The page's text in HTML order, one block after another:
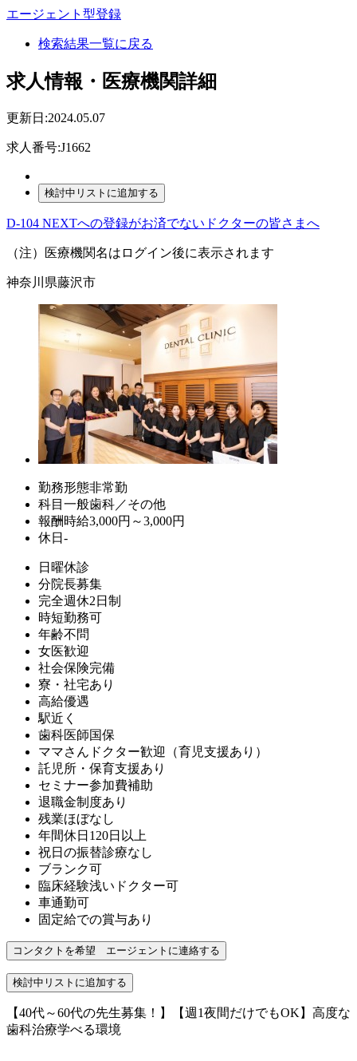
エージェント型登録
検索結果一覧に戻る
求人情報・医療機関詳細
更新日:2024.05.07
求人番号:J1662
D-104 NEXTへの登録がお済でないドクターの皆さまへ
（注）医療機関名はログイン後に表示されます
神奈川県藤沢市
勤務形態非常勤
科目 一般歯科／その他
報酬時給3,000円～3,000円
休日 -
日曜休診
分院長募集
完全週休2日制
時短勤務可
年齢不問
女医歓迎
社会保険完備
寮・社宅あり
高給優遇
駅近く
歯科医師国保
ママさんドクター歓迎（育児支援あり）
託児所・保育支援あり
セミナー参加費補助
退職金制度あり
残業ほぼなし
年間休日120日以上
祝日の振替診療なし
ブランク可
臨床経験浅いドクター可
車通勤可
固定給での賞与あり
【40代～60代の先生募集！】【週1夜間だけでもOK】高度な
歯科治療学べる環境